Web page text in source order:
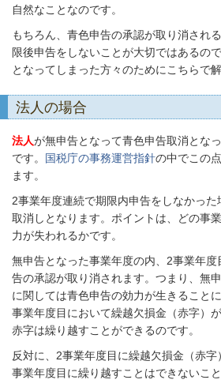
自然なことなのです。
もちろん、青色申告の承認が取り消され
限後申告をしないことが大切ではあるの
となってしまった方々のためにこちらで解
法人の場合
法人が無申告となって青色申告取消とな
です。
国税庁の事務運営指針の中でこの
ます。
2事業年度連続で期限内申告をしなかっ
取消しとなります。ポイントは、どの事
力が失われるかです。
無申告となった事業年度の内、2事業年度
告の承認が取り消されます。つまり、無
に関しては青色申告の効力が生きること
事業年度目において繰越欠損金（赤字）
赤字は繰り越すことができるのです。
反対に、2事業年度目に繰越欠損金（赤
事業年度目に繰り越すことはできないこと